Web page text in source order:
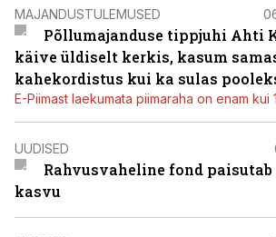
MAJANDUSTULEMUSED
Põllumajanduse tippjuhi Ahti
käive üldiselt kerkis, kasum
kahekordistus kui ka sulas
E-Piimast laekumata piimaraha on enam kui
UUDISED
Rahvusvaheline fond paisutab
kasvu